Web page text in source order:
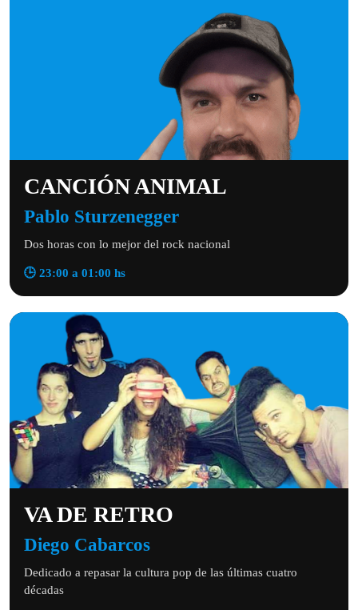
CANCIÓN ANIMAL
Pablo Sturzenegger
Dos horas con lo mejor del rock nacional
🕒 23:00 a 01:00 hs
VA DE RETRO
Diego Cabarcos
Dedicado a repasar la cultura pop de las últimas cuatro
décadas